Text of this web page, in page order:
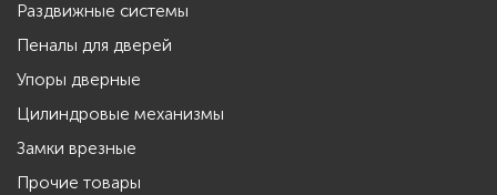
Раздвижные системы
Пеналы для дверей
Упоры дверные
Цилиндровые механизмы
Замки врезные
Прочие товары